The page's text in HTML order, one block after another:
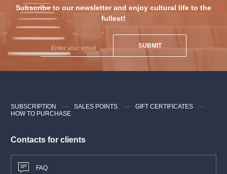
Subscribe to our newsletter and enjoy cultural life to the
fullest!
SUBMIT
Contacts for clients
FAQ
SUBSCRIPTION SALES POINTS
GIFT CERTIFICATES
HOW TO PURCHASE